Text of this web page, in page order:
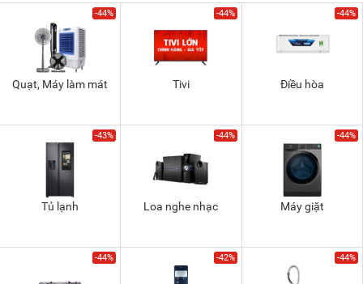
-44%
Quạt, Máy làm mát
-44%
Tivi
-44%
Điều hòa
-43%
Tủ lạnh
-44%
Loa nghe nhạc
-44%
Máy giặt
-44% -42% -44%